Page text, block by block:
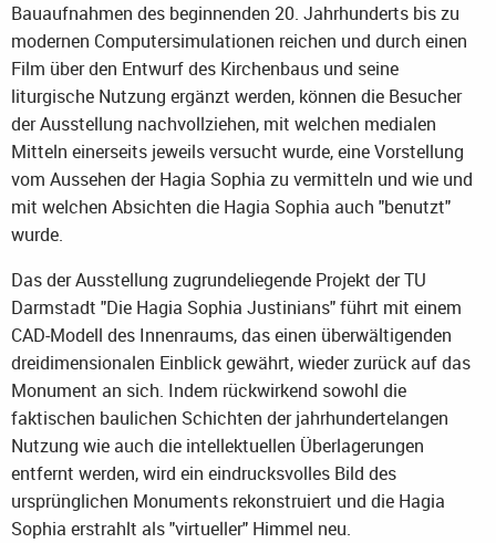
Bauaufnahmen des beginnenden 20. Jahrhunderts bis zu
modernen Computersimulationen reichen und durch einen
Film über den Entwurf des Kirchenbaus und seine
liturgische Nutzung ergänzt werden, können die Besucher
der Ausstellung nachvollziehen, mit welchen medialen
Mitteln einerseits jeweils versucht wurde, eine Vorstellung
vom Aussehen der Hagia Sophia zu vermitteln und wie und
mit welchen Absichten die Hagia Sophia auch "benutzt"
wurde.
Das der Ausstellung zugrundeliegende Projekt der TU
Darmstadt "Die Hagia Sophia Justinians" führt mit einem
CAD-Modell des Innenraums, das einen überwältigenden
dreidimensionalen Einblick gewährt, wieder zurück auf das
Monument an sich. Indem rückwirkend sowohl die
faktischen baulichen Schichten der jahrhundertelangen
Nutzung wie auch die intellektuellen Überlagerungen
entfernt werden, wird ein eindrucksvolles Bild des
ursprünglichen Monuments rekonstruiert und die Hagia
Sophia erstrahlt als "virtueller" Himmel neu.